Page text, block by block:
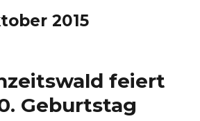
2015
feiert
Geburtstag